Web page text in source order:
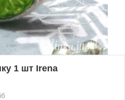
1 шт Irena